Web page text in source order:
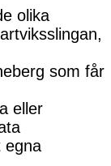
olika
som får
eller
egna